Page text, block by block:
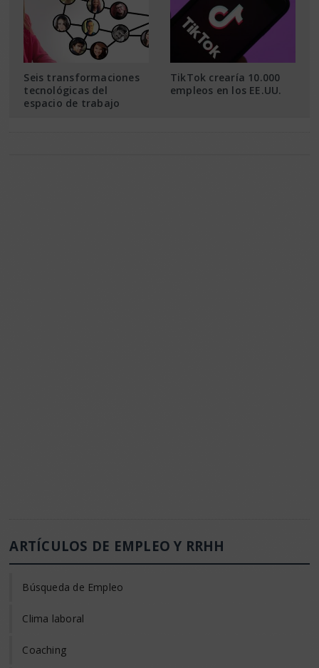
Seis transformaciones
tecnológicas del
espacio de trabajo
TikTok crearía 10.000
empleos en los EE.UU.
ARTÍCULOS DE EMPLEO Y RRHH
Búsqueda de Empleo
Clima laboral
Coaching